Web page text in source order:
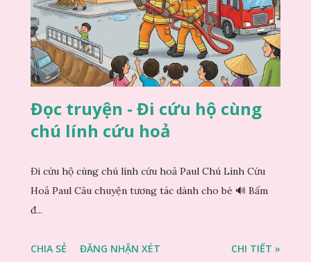
Đọc truyện - Đi cứu hộ cùng
chú lính cứu hoả
Đi cứu hộ cùng chú lính cứu hoả Paul Chú Lính Cứu
Hoả Paul Câu chuyện tương tác dành cho bé 🔊 Bấm
đ...
CHIA SẺ ĐĂNG NHẬN XÉT CHI TIẾT »